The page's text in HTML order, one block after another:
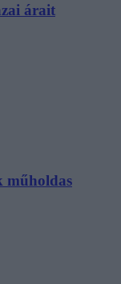
árait
műholdas